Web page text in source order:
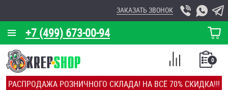
РАСПРОДАЖА РОЗНИЧНОГО СКЛАДА! НА ВСЁ 70% СКИДКА!!!
+7 (499) 673-00-94
ЗАКАЗАТЬ ЗВОНОК
КОРЗИНА
О КОМПАНИИ
КАЛЬКУЛЯТОР
0
СПИСОК
СРАВНЕНИЕ